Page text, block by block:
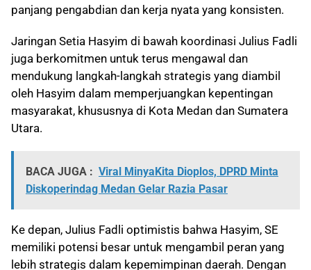
panjang pengabdian dan kerja nyata yang konsisten.
Jaringan Setia Hasyim di bawah koordinasi Julius Fadli
juga berkomitmen untuk terus mengawal dan
mendukung langkah-langkah strategis yang diambil
oleh Hasyim dalam memperjuangkan kepentingan
masyarakat, khususnya di Kota Medan dan Sumatera
Utara.
BACA JUGA : Viral MinyaKita Dioplos, DPRD Minta
Diskoperindag Medan Gelar Razia Pasar
Ke depan, Julius Fadli optimistis bahwa Hasyim, SE
memiliki potensi besar untuk mengambil peran yang
lebih strategis dalam kepemimpinan daerah. Dengan